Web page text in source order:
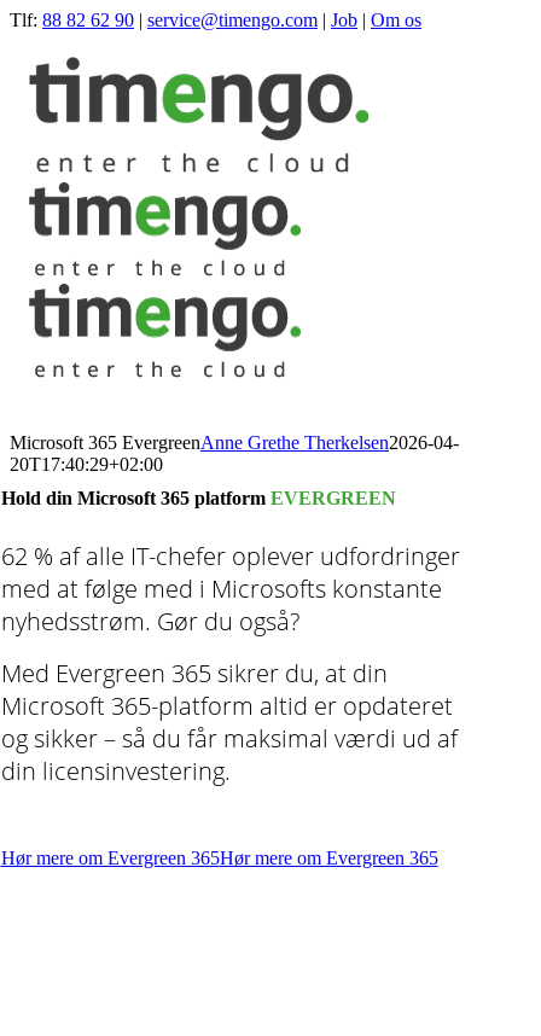
Skip
content
Tlf: 88 82 62 90 | service@timengo.com | Job | Om os
Microsoft 365 EvergreenAnne Grethe Therkelsen2026-04-
20T17:40:29+02:00
Hold din Microsoft 365 platform EVERGREEN
62 % af alle IT-chefer oplever udfordringer
med at følge med i Microsofts konstante
nyhedsstrøm. Gør du også?
Med Evergreen 365 sikrer du, at din
Microsoft 365-platform altid er opdateret
og sikker – så du får maksimal værdi ud af
din licensinvestering.
Hør mere om Evergreen 365Hør mere om Evergreen 365